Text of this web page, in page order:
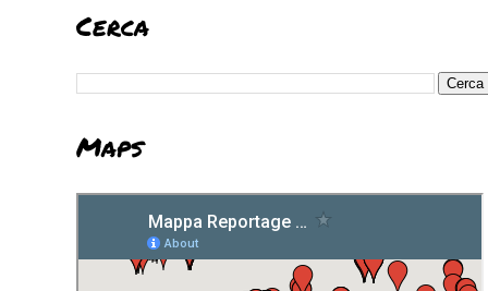
Cerca
Maps